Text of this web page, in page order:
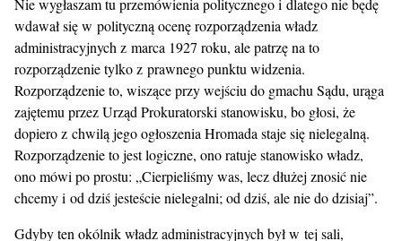
Nie wygłaszam tu przemówienia politycznego i dlatego nie będę
wdawał się w polityczną ocenę rozporządzenia władz
administracyjnych z marca 1927 roku, ale patrzę na to
rozporządzenie tylko z prawnego punktu widzenia.
Rozporządzenie to, wiszące przy wejściu do gmachu Sądu, urąga
zajętemu przez Urząd Prokuratorski stanowisku, bo głosi, że
dopiero z chwilą jego ogłoszenia Hromada staje się nielegalną.
Rozporządzenie to jest logiczne, ono ratuje stanowisko władz,
ono mówi po prostu: „Cierpieliśmy was, lecz dłużej znosić nie
chcemy i od dziś jesteście nielegalni; od dziś, ale nie do dzisiaj”.
Gdyby ten okólnik władz administracyjnych był w tej sali,